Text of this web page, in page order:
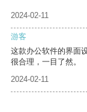
2024-02-11
游客
这款办公软件的界面
很合理，一目了然。
2024-02-11